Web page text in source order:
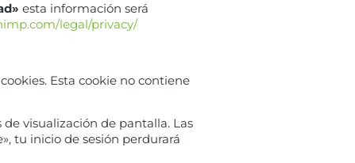
esta información será
legal/privacy/
Esta cookie no contiene
visualización de pantalla. Las
tu inicio de sesión perdurará